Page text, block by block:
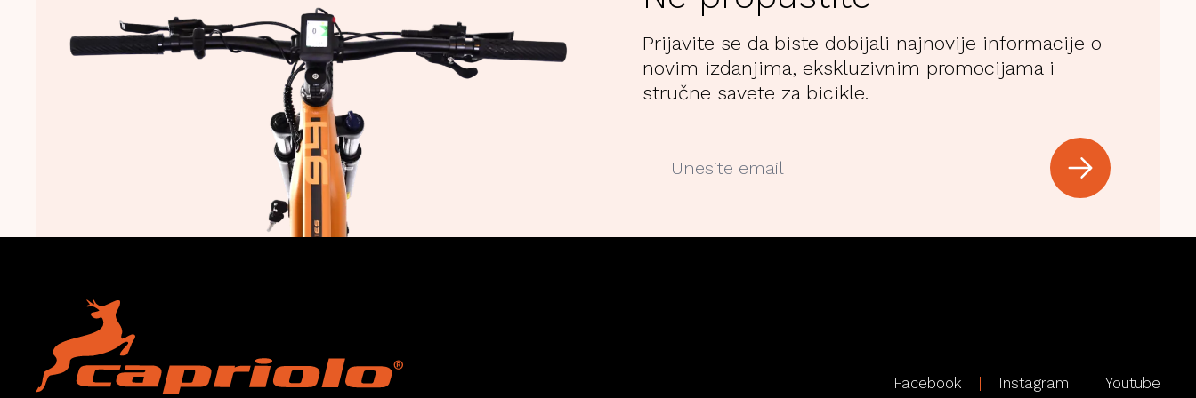
Prijavite se da biste dobijali najnovije informacije o
novim izdanjima, ekskluzivnim promocijama i
stručne savete za bicikle.
Facebook Instagram Youtube